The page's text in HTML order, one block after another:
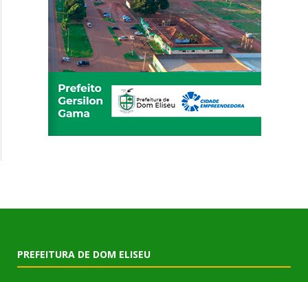
PREFEITURA DE DOM ELISEU